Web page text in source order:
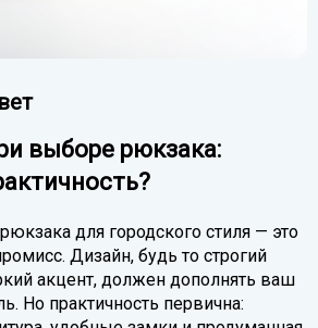
выборе рюкзака:
для городского стиля — это
Дизайн, будь то строгий
акцент, должен дополнять ваш
Но практичность первична: